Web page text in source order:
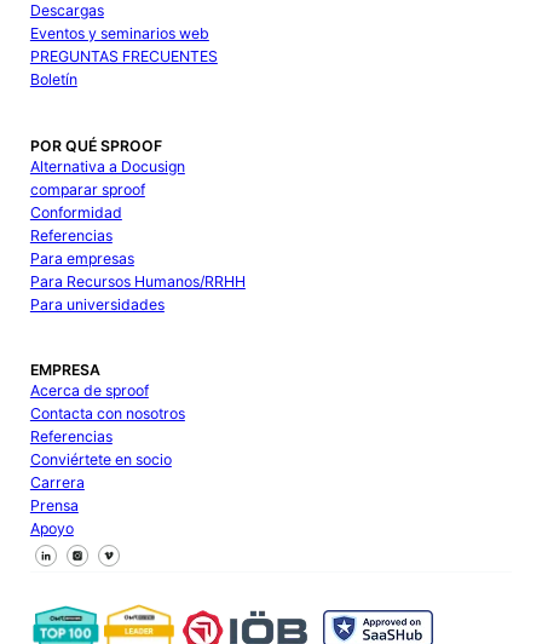
Descargas
Eventos y seminarios web
PREGUNTAS FRECUENTES
Boletín
POR QUÉ SPROOF
Alternativa a Docusign
comparar sproof
Conformidad
Referencias
Para empresas
Para Recursos Humanos/RRHH
Para universidades
EMPRESA
Acerca de sproof
Contacta con nosotros
Referencias
Conviértete en socio
Carrera
Prensa
Apoyo
Síguenos en Facebook
Síguenos en X
Síguenos en LinkedIn